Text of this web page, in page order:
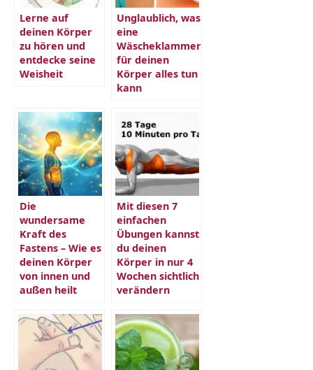
Lerne auf
deinen Körper
zu hören und
entdecke seine
Weisheit
Unglaublich, was
eine
Wäscheklammer
für deinen
Körper alles tun
kann
Die
wundersame
Kraft des
Fastens – Wie es
deinen Körper
von innen und
außen heilt
Mit diesen 7
einfachen
Übungen kannst
du deinen
Körper in nur 4
Wochen sichtlich
verändern